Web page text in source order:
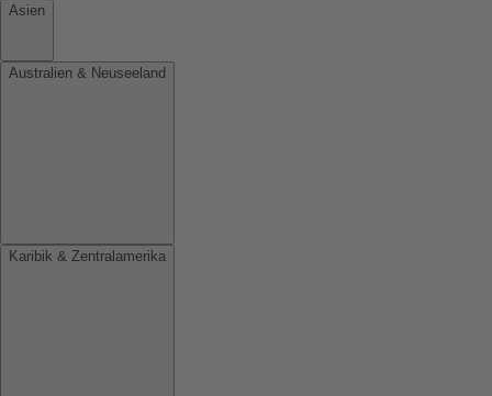
Asien
Australien & Neuseeland
Karibik & Zentralamerika